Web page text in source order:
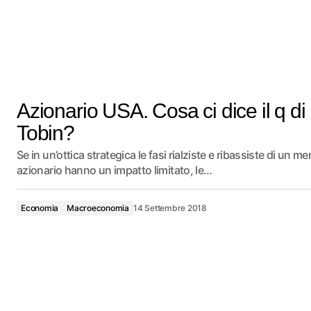
Azionario USA. Cosa ci dice il q di
Tobin?
Se in un’ottica strategica le fasi rialziste e ribassiste di un
azionario hanno un impatto limitato, le…
Economia Macroeconomia 14 Settembre 2018